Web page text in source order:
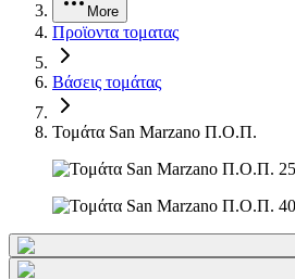
More
Προϊοντα τοματας
Βάσεις τομάτας
Τομάτα San Marzano Π.Ο.Π.